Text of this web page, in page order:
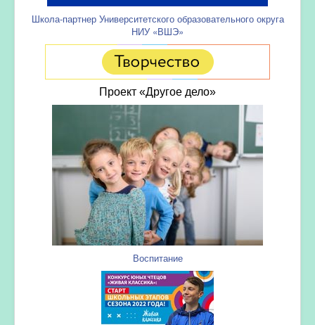
Школа-партнер Университетского образовательного округа
НИУ «ВШЭ»
Проект «Другое дело»
Воспитание